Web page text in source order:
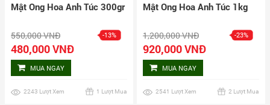
Mật Ong Hoa Anh Túc 300gr
550,000 VNĐ -13%
480,000 VNĐ
MUA NGAY
2243 Lượt Xem 1 Lượt Mua
Mật Ong Hoa Anh Túc 1kg
1,200,000 VNĐ -23%
920,000 VNĐ
MUA NGAY
2541 Lượt Xem 2 Lượt Mua